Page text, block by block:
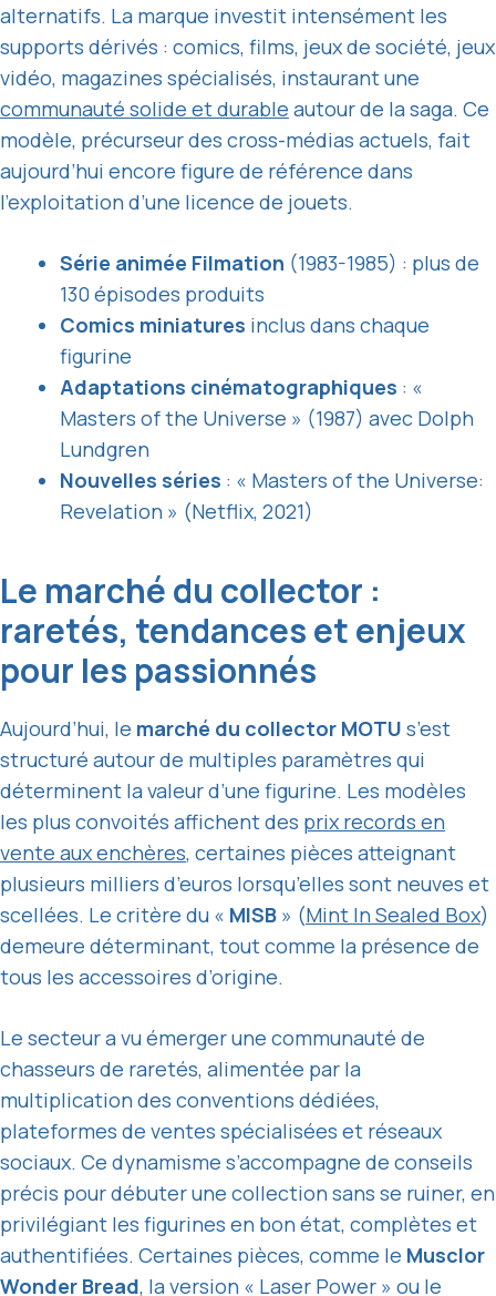
alternatifs. La marque investit intensément les
supports dérivés : comics, films, jeux de société, jeux
vidéo, magazines spécialisés, instaurant une
communauté solide et durable autour de la saga. Ce
modèle, précurseur des cross-médias actuels, fait
aujourd’hui encore figure de référence dans
l’exploitation d’une licence de jouets.
Série animée Filmation (1983-1985) : plus de
130 épisodes produits
Comics miniatures inclus dans chaque
figurine
Adaptations cinématographiques : «
Masters of the Universe » (1987) avec Dolph
Lundgren
Nouvelles séries : « Masters of the Universe:
Revelation » (Netflix, 2021)
Le marché du collector :
raretés, tendances et enjeux
pour les passionnés
Aujourd’hui, le marché du collector MOTU s’est
structuré autour de multiples paramètres qui
déterminent la valeur d’une figurine. Les modèles
les plus convoités affichent des prix records en
vente aux enchères, certaines pièces atteignant
plusieurs milliers d’euros lorsqu’elles sont neuves et
scellées. Le critère du « MISB » (Mint In Sealed Box)
demeure déterminant, tout comme la présence de
tous les accessoires d’origine.
Le secteur a vu émerger une communauté de
chasseurs de raretés, alimentée par la
multiplication des conventions dédiées,
plateformes de ventes spécialisées et réseaux
sociaux. Ce dynamisme s’accompagne de conseils
précis pour débuter une collection sans se ruiner, en
privilégiant les figurines en bon état, complètes et
authentifiées. Certaines pièces, comme le Musclor
Wonder Bread, la version « Laser Power » ou le